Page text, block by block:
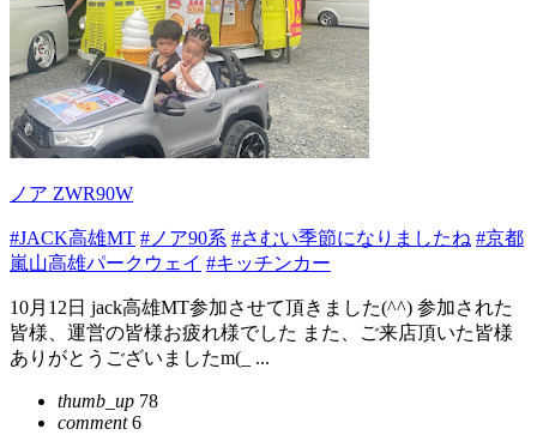
ノア ZWR90W
#JACK高雄MT #ノア90系 #さむい季節になりましたね #京都
嵐山高雄パークウェイ #キッチンカー
10月12日 jack高雄MT参加させて頂きました(^^) 参加された
皆様、運営の皆様お疲れ様でした また、ご来店頂いた皆様
ありがとうございましたm(_ ...
thumb_up 78
comment6